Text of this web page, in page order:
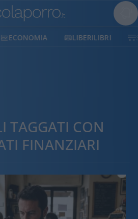
SHOP SOSTIENICI
TAGGATI CON
FINANZIARI